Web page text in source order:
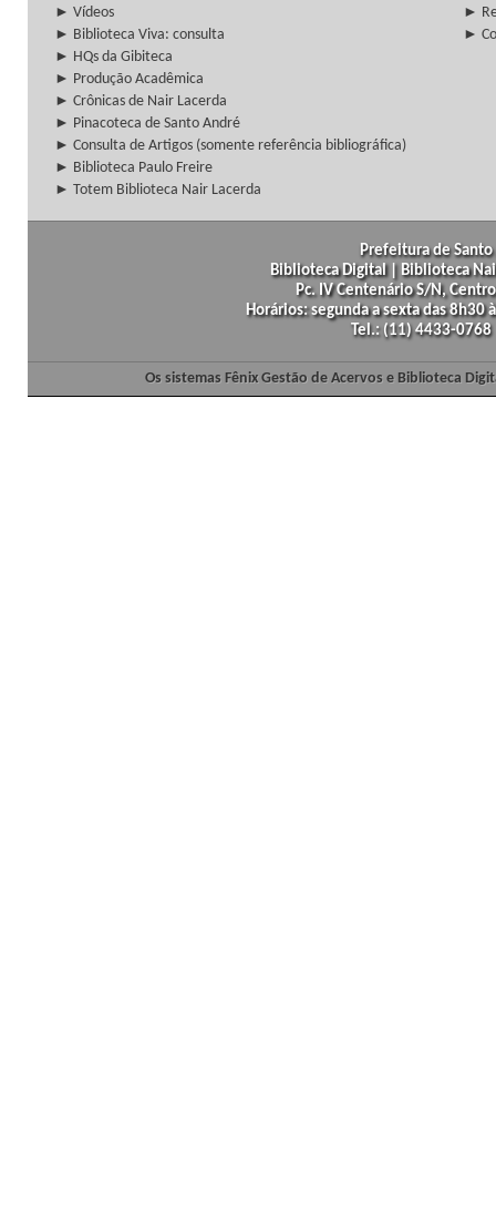
► Vídeos
►
► Biblioteca Viva: consulta
►
► HQs da Gibiteca
► Produção Acadêmica
► Crônicas de Nair Lacerda
► Pinacoteca de Santo André
► Consulta de Artigos (somente referência bibliográfica)
► Biblioteca Paulo Freire
► Totem Biblioteca Nair Lacerda
Prefeitura de
Biblioteca Digital | Biblioteca
Pc. IV Centenário S/N,
Horários: segunda a sexta das
Tel.: (11) 4433-
Os sistemas Fênix Gestão de Acervos e Biblioteca